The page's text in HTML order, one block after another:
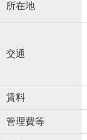
所在地
交通
賃料
管理費等